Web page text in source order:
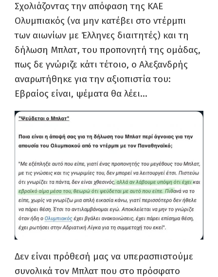
Σχολιάζοντας την απόφαση της ΚΑΕ
Ολυμπιακός (να μην κατέβει στο ντέρμπι
των αιωνίων με Έλληνες διαιτητές) και τη
δήλωση Μπλατ, του προπονητή της ομάδας,
πως δε γνώριζε κάτι τέτοιο, ο Αλεξανδρής
αναρωτήθηκε για την αξιοπιστία του:
Εβραίος είναι, ψέματα θα λέει…
Δεν είναι πρόθεσή μας να υπερασπιστούμε
συνολικά τον Μπλατ που στο πρόσφατο